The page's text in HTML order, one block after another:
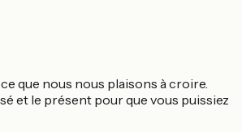
que nous nous plaisons à croire.
et le présent pour que vous puissiez